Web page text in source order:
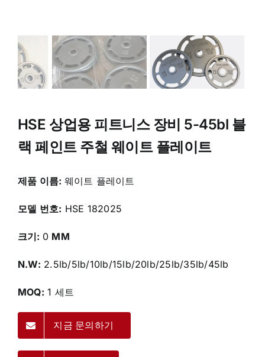
HSE 상업용 피트니스 장비 5-45bl 블
랙 페인트 주철 웨이트 플레이트
제품 이름: 웨이트 플레이트
모델 번호: HSE 182025
크기: 0 MM
N.W: 2.5lb/5lb/10lb/15lb/20lb/25lb/35lb/45lb
MOQ: 1 세트
지금 문의하기